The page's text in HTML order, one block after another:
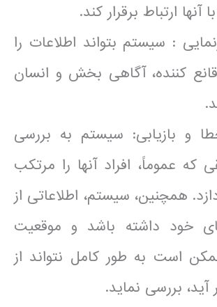
ارتباط برقرار کند.
: سیستم بتواند اطلاعات را
کننده، آگاهی بخش و انسان
و بازیابی: سیستم به بررسی
که عموماً، افراد آنها را مرتکب
همچنین، سیستم، اطلاعاتی از
خود داشته باشد و موقعیت
است به طور کامل نتواند از
آید، بررسی نماید.